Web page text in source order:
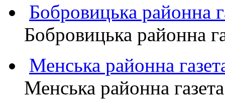
Бобровицька
Бобровицька
Менська районна
Менська районна